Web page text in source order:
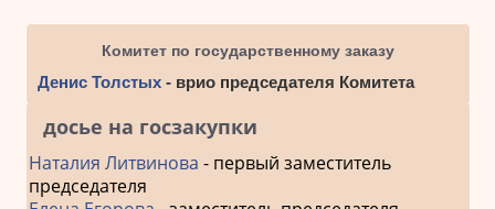
Комитет по государственному заказу
Денис Толстых- врио председателя Комитета
досье на госзакупки
Наталия Литвинова - первый заместитель
председателя